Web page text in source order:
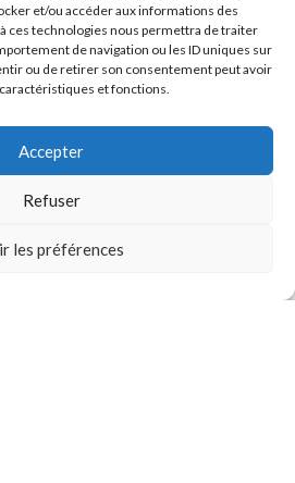
et/ou accéder aux informations des
ces technologies nous permettra de traiter
de navigation ou les ID uniques sur
ou de retirer son consentement peut avoir
et fonctions.
Accepter
Refuser
les préférences
Vue rapide
PMU Ink – Flow Solution 15ml (EU